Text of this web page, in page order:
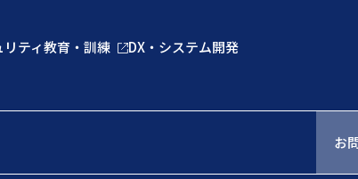
リティ教育・訓練 DX・システム開発
お